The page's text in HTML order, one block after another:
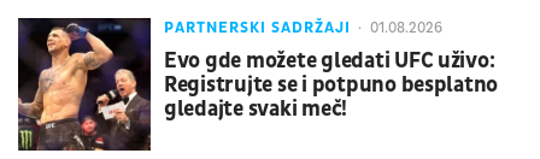
PARTNERSKI SADRŽAJI 01.08.2026
Evo gde možete gledati UFC uživo:
Registrujte se i potpuno besplatno
gledajte svaki meč!